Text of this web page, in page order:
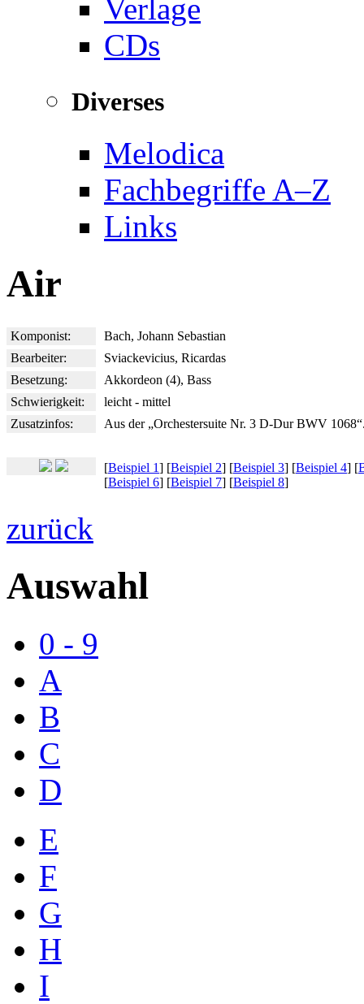
Verlage
CDs
Diverses
Melodica
Fachbegriffe A–Z
Links
Air
Komponist:
Bach, Johann Sebastian
Bearbeiter:
Sviackevicius, Ricardas
Besetzung:
Akkordeon (4), Bass
Schwierigkeit:
leicht - mittel
Zusatzinfos:
Aus der „Orchestersuite Nr. 3 D-Dur BWV
[Beispiel 1] [Beispiel 2] [Beispiel 3] [Beispiel 4] [
[Beispiel 6] [Beispiel 7] [Beispiel 8]
zurück
Auswahl
0 - 9
A
B
C
D
E
F
G
H
I